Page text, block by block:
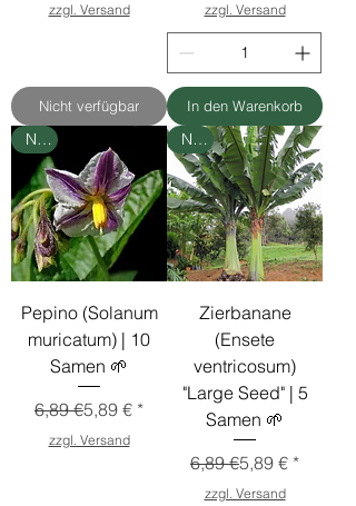
zzgl. Versand
Nicht verfügbar
zzgl. Versand
In den Warenkorb
Neu
Pepino (Solanum
muricatum) | 10
Samen 🌱
Standardpreis
6,89 €Sale-Preis
5,89 €
zzgl. Versand
Neu
Zierbanane
(Ensete
ventricosum)
"Large Seed" | 5
Samen 🌱
Standardpreis
6,89 €Sale-Preis
5,89 €
zzgl. Versand